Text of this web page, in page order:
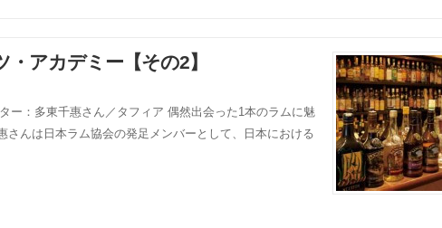
アカデミー【その2】
ー：多東千惠さん／タフィア 偶然出会った1本のラムに魅
さんは日本ラム協会の発足メンバーとして、日本における